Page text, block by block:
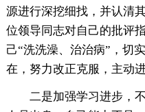
源进行深挖细找，并认清
位领导同志对自己的批评
己“洗洗澡、治治病”，切
在，努力改正克服，主动进
二是加强学习进步，